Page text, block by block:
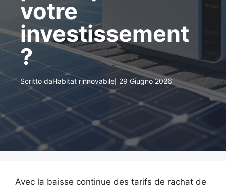
votre
investissement
?
Scritto daHabitat rinnovabile 29 Giugno 2026
Avec la baisse continue des tarifs de rachat de